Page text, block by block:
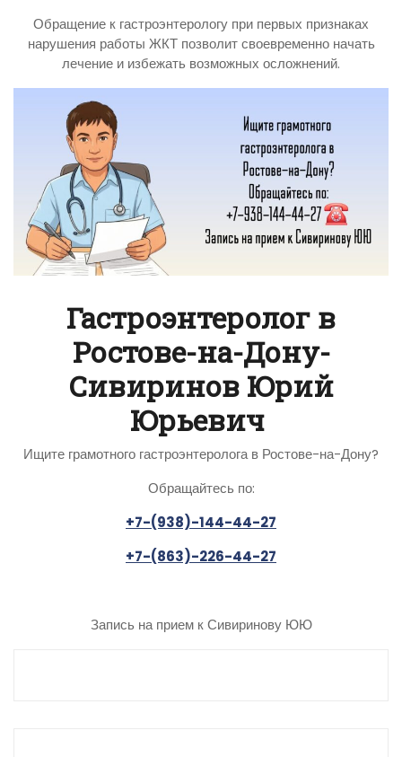
Обращение к гастроэнтерологу при первых признаках
нарушения работы ЖКТ позволит своевременно начать
лечение и избежать возможных осложнений.
Гастроэнтеролог в
Ростове-на-Дону-
Сивиринов Юрий
Юрьевич
Ищите грамотного гастроэнтеролога в Ростове-на-Дону?
Обращайтесь по:
+7-(938)-144-44-27
+7-(863)-226-44-27
Запись на прием к Сивиринову ЮЮ